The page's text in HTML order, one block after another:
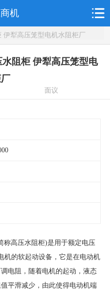
机
犁高压笼型电机水阻柜厂
阻柜 伊犁高压笼型电
面议
称高压水阻柜)是用于额定电压
机的软起动设备，它是在电动机
电阻，随着电机的起动，液态
平滑减少，由此使得电动机端